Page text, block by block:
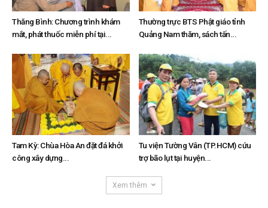
Thăng Bình: Chương trình khám
mắt, phát thuốc miễn phí tại...
Thường trực BTS Phật giáo tỉnh
Quảng Nam thăm, sách tấn...
Tam Kỳ: Chùa Hòa An đặt đá khởi
công xây dựng...
Tu viện Tường Vân (TP.HCM) cứu
trợ bão lụt tại huyện...
Xem thêm